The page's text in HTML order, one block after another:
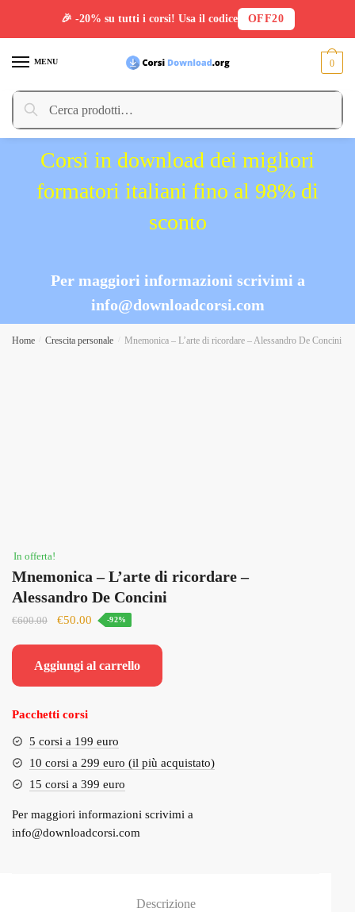
MENU
Cerca:
Cerca
0
Corsi in download dei migliori
formatori italiani fino al 98% di
sconto
Per maggiori informazioni scrivimi a
info@downloadcorsi.com
Home Crescita personale Mnemonica – L’arte di ricordare – Alessandro De Concini
In offerta!
Mnemonica – L’arte di ricordare –
Alessandro De Concini
€600.00
Il
era:
€50.00 Il
è:
-92%
Aggiungi al carrello
Pacchetti corsi
5 corsi a 199 euro
10 corsi a 299 euro (il più acquistato)
15 corsi a 399 euro
Per maggiori informazioni scrivimi a
info@downloadcorsi.com
Descrizione
🎉 -20% su tutti i corsi! Usa il codice OFF20